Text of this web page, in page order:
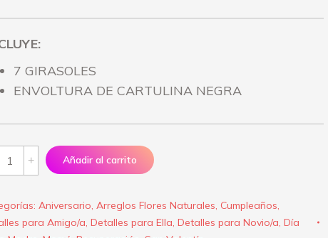
7 GIRASOLES
ENVOLTURA DE CARTULINA NEGRA
Añadir al carrito
Aniversario,Arreglos Flores Naturales, Cumpleaños,
para Amigo/a,Detalles para Ella,Detalles para Novio/a,Día